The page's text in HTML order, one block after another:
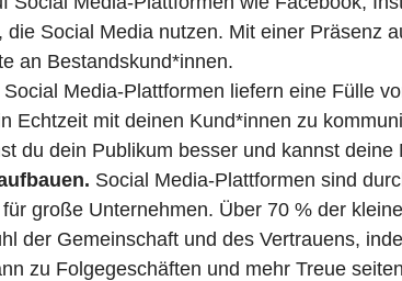
, die Social Media nutzen. Mit einer Präsenz
an Bestandskund*innen.
Social Media-Plattformen liefern eine Fülle
Echtzeit mit deinen Kund*innen zu
du dein Publikum besser und kannst
Social Media-Plattformen sind
große Unternehmen. Über 70 % der
der Gemeinschaft und des Vertrauens,
zu Folgegeschäften und mehr Treue